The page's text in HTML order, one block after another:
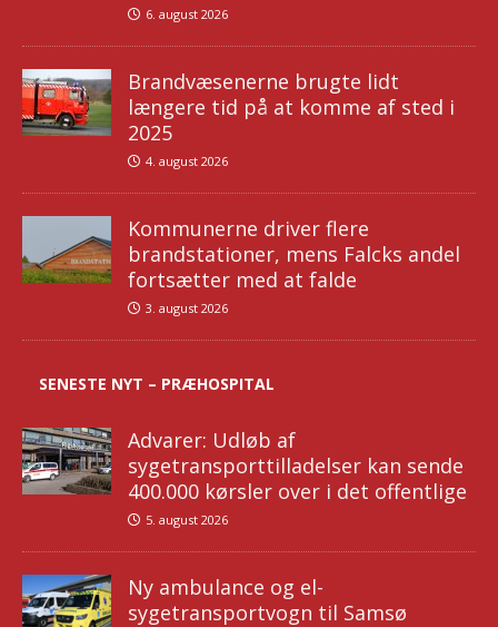
6. august 2026
Brandvæsenerne brugte lidt
længere tid på at komme af sted i
2025
4. august 2026
Kommunerne driver flere
brandstationer, mens Falcks andel
fortsætter med at falde
3. august 2026
SENESTE NYT – PRÆHOSPITAL
Advarer: Udløb af
sygetransporttilladelser kan sende
400.000 kørsler over i det offentlige
5. august 2026
Ny ambulance og el-
sygetransportvogn til Samsø